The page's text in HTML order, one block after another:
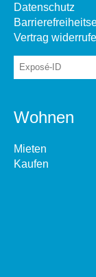
Datenschutz
Vertrag
Wohnen
Mieten
Kaufen